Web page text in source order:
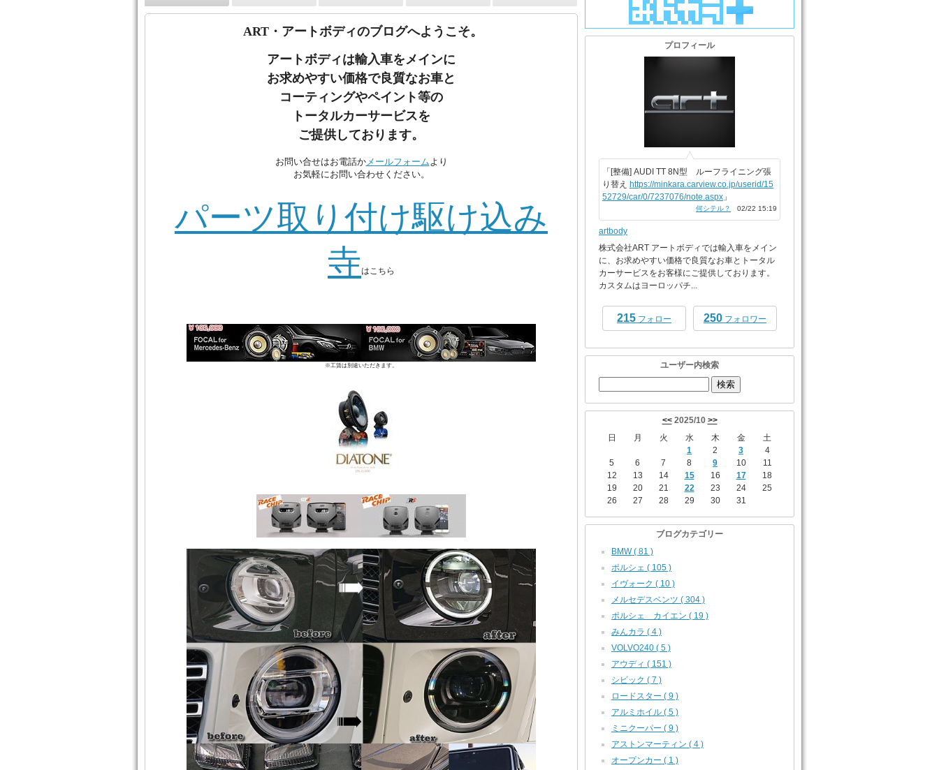
ART・アートボディのブログへようこそ。
アートボディは輸入車をメインに
お求めやすい価格で良質なお車と
コーティングやペイント等の
トータルカーサービスを
ご提供しております。
お問い合せはお電話かメールフォームより
お気軽にお問い合わせください。
パーツ取り付け駆け込み
寺はこちら
※工賃は別途いただきます。
プロフィール
「[整備] AUDI TT 8N型 ルーフライニング張
り替え
https://minkara.carview.co.jp/userid/15
52729/car/0/7237076/note.aspx 」
何シテル？ 02/22 15:19
artbody
株式会社ART アートボディでは輸入車をメイン
に、お求めやすい価格で良質なお車とトータル
カーサービスをお客様にご提供しております。
カスタムはヨーロッパチ...
215 フォロー 250 フォロワー
ユーザー内検索
<<2025/10 >>
日
月 火 水 木 金
土
1
2 3
4
5
6 7 8 9 10
11
12
13 14 15 16 17
18
19
20 21 22 23 24
25
26
27 28 29 30 31
ブログカテゴリー
BMW ( 81 )
ポルシェ ( 105 )
イヴォーク ( 10 )
メルセデスベンツ ( 304 )
ポルシェ カイエン ( 19 )
みんカラ ( 4 )
VOLVO240 ( 5 )
アウディ ( 151 )
シビック ( 7 )
ロードスター ( 9 )
アルミホイル ( 5 )
ミニクーパー ( 9 )
アストンマーティン ( 4 )
オープンカー ( 1 )